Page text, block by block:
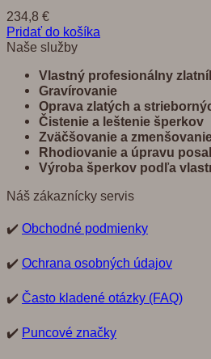
234,8 €
Pridať do košíka
Naše služby
Vlastný profesionálny
Gravírovanie
Oprava zlatých a
Čistenie a leštenie šperkov
Zväčšovanie a
Rhodiovanie a úpravu
Výroba šperkov podľa
Náš zákaznícky servis
✔️ Obchodné podmienky
✔️ Ochrana osobných údajov
✔️ Často kladené otázky (FAQ)
✔️ Puncové značky